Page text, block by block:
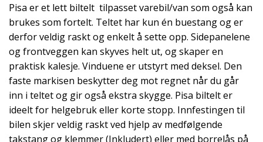
Pisa er et lett biltelt tilpasset varebil/van som også kan
brukes som fortelt. Teltet har kun én buestang og er
derfor veldig raskt og enkelt å sette opp. Sidepanelene
og frontveggen kan skyves helt ut, og skaper en
praktisk kalesje. Vinduene er utstyrt med deksel. Den
faste markisen beskytter deg mot regnet når du går
inn i teltet og gir også ekstra skygge. Pisa biltelt er
ideelt for helgebruk eller korte stopp. Innfestingen til
bilen skjer veldig raskt ved hjelp av medfølgende
takstang og klemmer (Inkludert) eller med borrelås på